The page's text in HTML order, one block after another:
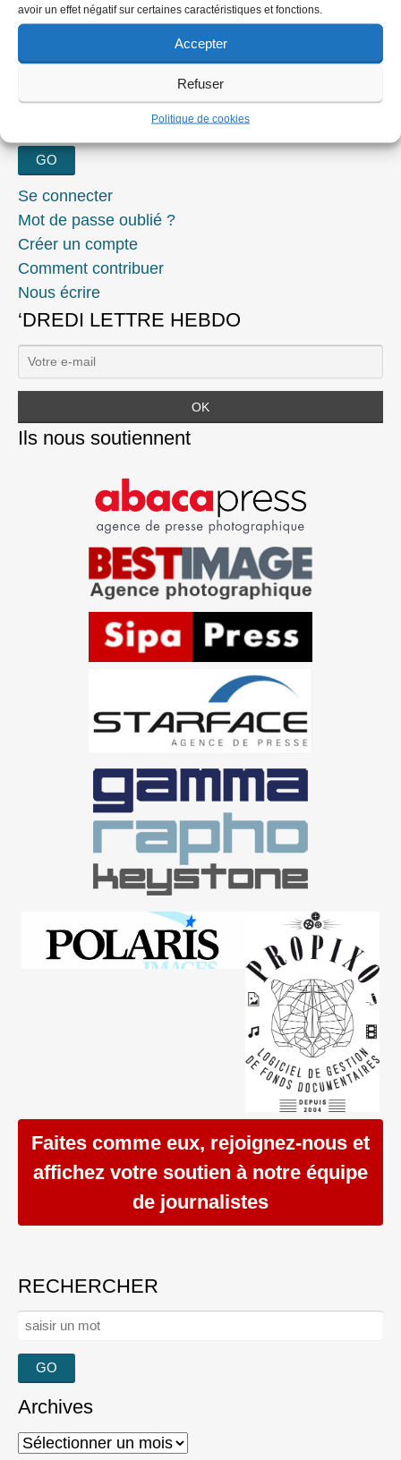
avoir un effet négatif sur certaines caractéristiques et fonctions.
Accepter
Refuser
Politique de cookies
mars 2015
Se connecter
Mot de passe oublié ?
Créer un compte
Comment contribuer
Nous écrire
‘DREDI LETTRE HEBDO
Ils nous soutiennent
Faites comme eux, rejoignez-nous et
affichez votre soutien à notre équipe
de journalistes
RECHERCHER
Rechercher :
Archives
Archives